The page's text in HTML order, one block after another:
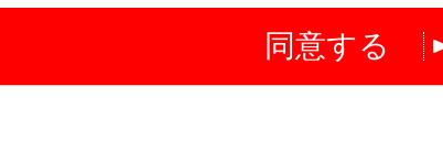
同意する